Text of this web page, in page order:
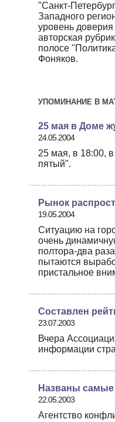
"Санкт-
Западного
уровень
авторская
полосе
Фоняков.
УПОМИНАНИЕ В
25 мая в Доме
24.05.2004
25 мая, в 18:00,
пятый".
Рынок
19.05.2004
Ситуацию на
очень
полтора-два
пытаются
пристальное
Составлен
23.07.2003
Вчера
информации
Названы
22.05.2003
Агентство